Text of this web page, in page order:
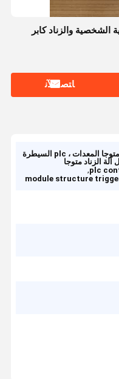
الشخصية والزناد كابر
ﺎﺘﺼﻟ ﺍﻶﻧ
4 مخالب هيكل زجاجة متوجا المعدات ، plc السيطرة
الزناد متوجا
plc
,
module structure